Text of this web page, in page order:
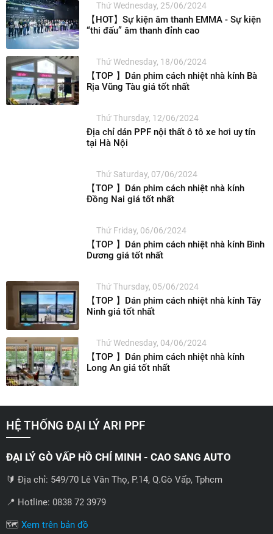
Thứ Wednesday, 25/06/2024
【HOT】Sự kiện âm thanh EMMA - Sự kiện
“thi đấu” âm thanh đỉnh cao
Thứ Wednesday, 18/06/2024
【TOP 】Dán phim cách nhiệt nhà kính Bà
Rịa Vũng Tàu giá tốt nhất
Thứ Thursday, 12/06/2024
Địa chỉ dán PPF nội thất ô tô xe hơi uy tín
tại Hà Nội
Thứ Saturday, 07/06/2024
【TOP 】Dán phim cách nhiệt nhà kính
Đồng Nai giá tốt nhất
Thứ Friday, 06/06/2024
【TOP 】Dán phim cách nhiệt nhà kính Bình
Dương giá tốt nhất
Thứ Thursday, 05/06/2024
【TOP 】Dán phim cách nhiệt nhà kính Tây
Ninh giá tốt nhất
Thứ Wednesday, 04/06/2024
【TOP 】Dán phim cách nhiệt nhà kính
Long An giá tốt nhất
HỆ THỐNG ĐẠI LÝ ARI PPF
ĐẠI LÝ GÒ VẤP HỒ CHÍ MINH - CAO SANG AUTO
🔰 Địa chỉ: 549/70 Lê Văn Thọ, P.14, Q.Gò Vấp, Tphcm
📍 Hotline: 0838 72 3979
🗺️ Xem trên bản đồ